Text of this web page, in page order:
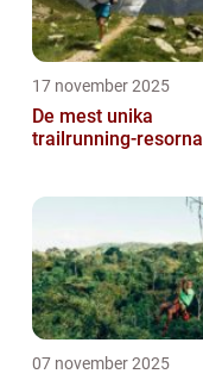
17 november 2025
De mest unika
trailrunning-resorna
07 november 2025